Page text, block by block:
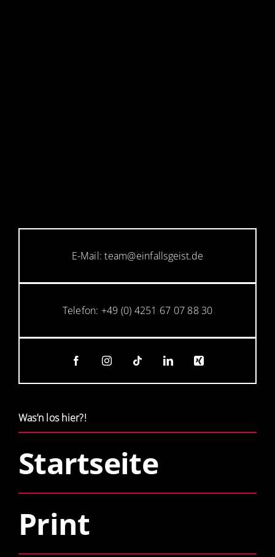
E-Mail: team@einfallsgeist.de
Telefon: +49 (0) 4251 67 07 88 30
Was’n los hier?!
Startseite
Print